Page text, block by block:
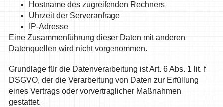
Hostname des zugreifenden Rechners
Uhrzeit der Serveranfrage
IP-Adresse
Eine Zusammenführung dieser Daten mit anderen
Datenquellen wird nicht vorgenommen.
Grundlage für die Datenverarbeitung ist Art. 6 Abs. 1 lit. f
DSGVO, der die Verarbeitung von Daten zur Erfüllung
eines Vertrags oder vorvertraglicher Maßnahmen
gestattet.